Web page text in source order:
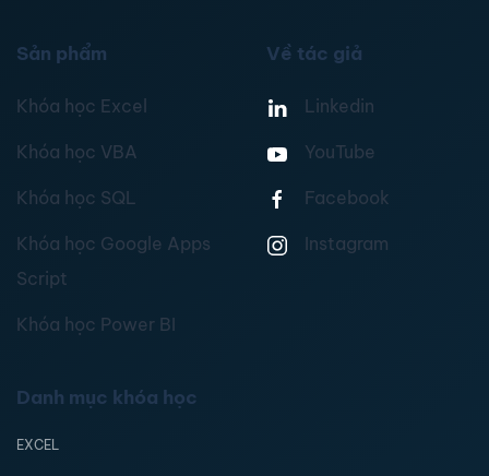
Sản phẩm
Khóa học Excel
Khóa học VBA
Khóa học SQL
Khóa học Google Apps
Script
Khóa học Power BI
Về tác giả
Linkedin
YouTube
Facebook
Instagram
Danh mục khóa học
EXCEL